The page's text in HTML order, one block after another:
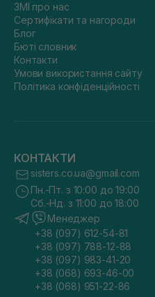
ЗМІ про нас
Сертифікати та нагороди
Блог
Бюті словник
Контакти
Умови використання сайту
Політика конфіденційності
КОНТАКТИ
sisters.co.ua@gmail.com
Пн.-Пт. з 10:00 до 19:00
Сб.-Нд. з 11:00 до 18:00
Менеджер
+38 (097) 612-54-81
+38 (097) 788-12-88
+38 (097) 983-41-20
+38 (068) 693-46-00
+38 (068) 951-22-86